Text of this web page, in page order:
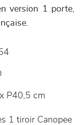
version 1 porte,
P40,5 cm
1 tiroir Canopee